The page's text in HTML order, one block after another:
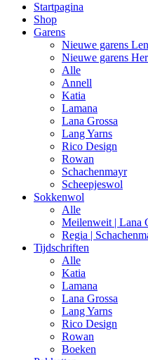
Startpagina
Shop
Garens
Nieuwe garens
Nieuwe garens
Alle
Annell
Katia
Lamana
Lana Grossa
Lang Yarns
Rico Design
Rowan
Schachenmayr
Scheepjeswol
Sokkenwol
Alle
Meilenweit | Lana
Regia |
Tijdschriften
Alle
Katia
Lamana
Lana Grossa
Lang Yarns
Rico Design
Rowan
Boeken